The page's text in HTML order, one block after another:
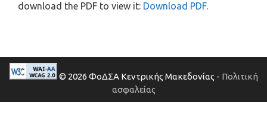
download the PDF to view it: Download PDF.
© 2026 ΦοΔΣΑ Κεντρικής Μακεδονίας - Πολιτική
ασφαλείας